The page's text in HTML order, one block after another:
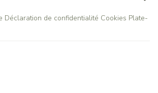
Déclaration de confidentialité Cookies Plate-